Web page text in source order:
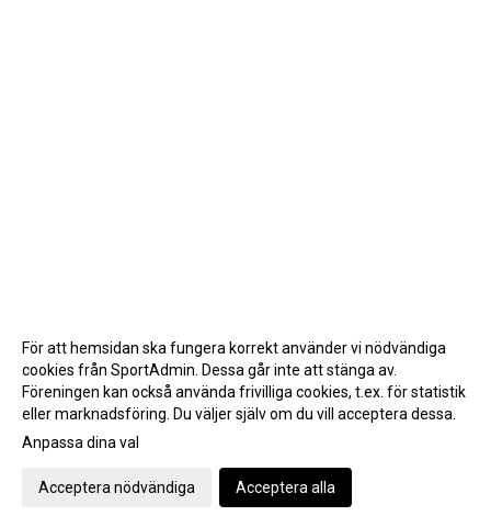
Gå till Webbversion
För att hemsidan ska fungera korrekt använder vi nödvändiga
cookies från SportAdmin. Dessa går inte att stänga av.
Föreningen kan också använda frivilliga cookies, t.ex. för statistik
eller marknadsföring. Du väljer själv om du vill acceptera dessa.
Anpassa dina val
Acceptera nödvändiga Acceptera alla